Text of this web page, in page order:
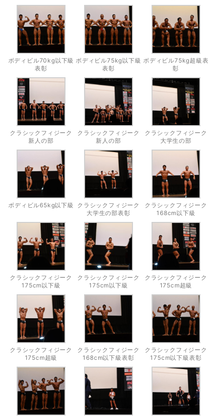
ボディビル70kg以下級
表彰
ボディビル75kg以下級
表彰
ボディビル75kg超級表
彰
クラシックフィジーク
新人の部
クラシックフィジーク
新人の部
クラシックフィジーク
大学生の部
ボディビル65kg以下級
クラシックフィジーク
大学生の部表彰
クラシックフィジーク
168cm以下級
クラシックフィジーク
175cm以下級
クラシックフィジーク
175cm以下級
クラシックフィジーク
175cm超級
クラシックフィジーク
175cm超級
クラシックフィジーク
168cm以下級表彰
クラシックフィジーク
175cm以下級表彰